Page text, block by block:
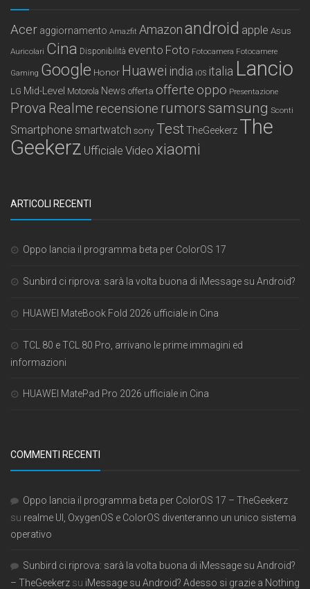
Acer aggiornamento Amazfit Amazonandroid apple Asus
Auricolari Cina Disponibilità evento Foto Fotocamera Fotocamere
Gaming Google Honor Huawei india iOS italia Lancio
LG Mid-Level Motorola News offerta offerte oppo Presentazione
Prova Realme recensione rumors samsung Sconti
Smartphone smartwatch sony Test TheGeekerz The
Geekerz Ufficiale Video xiaomi
ARTICOLI RECENTI
Oppo lancia il programma beta per ColorOS 17
Sunbird ci riprova: sarà la volta buona di iMessage su Android?
HUAWEI MateBook Fold 2026 ufficiale in Cina
TCL 80 e TCL 80 Pro, arrivano le prime immagini ed
informazioni
HUAWEI MatePad Pro 2026 ufficiale in Cina
COMMENTI RECENTI
Oppo lancia il programma beta per ColorOS 17 – TheGeekerz
su realme UI, OxygenOS e ColorOS diventeranno un unico sistema
operativo
Sunbird ci riprova: sarà la volta buona di iMessage su Android?
– TheGeekerz su iMessage su Android? Adesso si grazie a Nothing